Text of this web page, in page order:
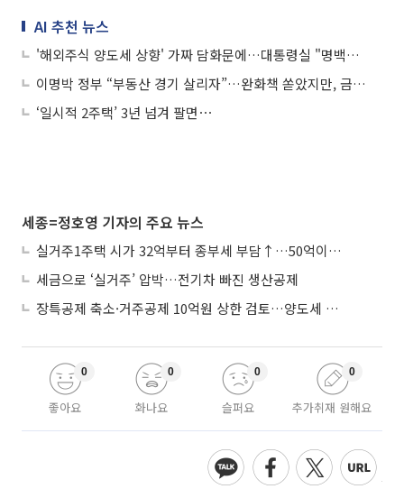
AI 추천 뉴스
'해외주식 양도세 상향' 가짜 담화문에…대통령실 "명백한 허위, 법적 대응 취할 것"
이명박 정부 “부동산 경기 살리자”…완화책 쏟았지만, 금융위기 앞에 멈췄다
‘일시적 2주택’ 3년 넘겨 팔면⋯
세종=정호영 기자의 주요 뉴스
실거주1주택 시가 32억부터 종부세 부담↑…50억이면 454→979만원
세금으로 ‘실거주’ 압박…전기차 빠진 생산공제
장특공제 축소·거주공제 10억원 상한 검토…양도세 실거주 중심 개편
좋아요
0
화나요
0
슬퍼요
0
추가취재 원해요
0